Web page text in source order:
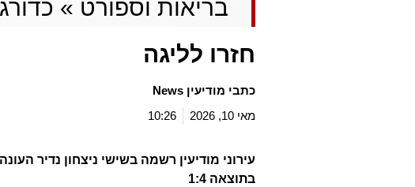
בריאות וספורט »
חזרו לליגה
כתבי מודיעין News
מאי 10, 2026
10:26
עירוני מודיעין רשמה בשישי ניצחון נדיר
בתוצאה 1:4